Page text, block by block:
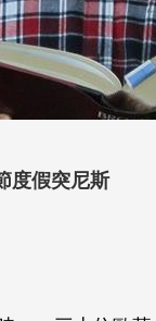
度假突尼斯